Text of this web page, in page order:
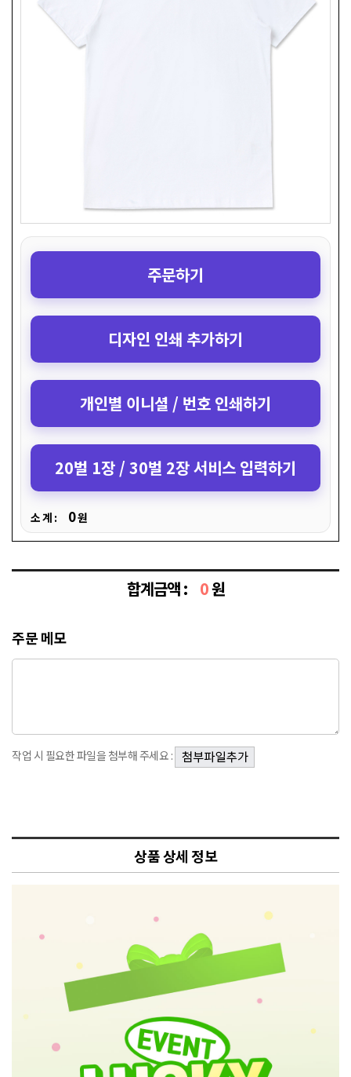
주문하기
디자인 인쇄 추가하기
개인별 이니셜 / 번호 인쇄하기
20벌 1장 / 30벌 2장 서비스 입력하기
소 계 : 0원
합계금액 : 0원
주문 메모
작업 시 필요한 파일을 첨부해 주세요 :
상품 상세 정보